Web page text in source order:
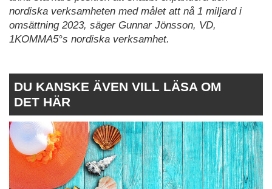
nordiska verksamheten med målet att nå 1 miljard i
omsättning 2023, säger Gunnar Jönsson, VD,
1KOMMA5°s nordiska verksamhet.
DU KANSKE ÄVEN VILL LÄSA OM
DET HÄR